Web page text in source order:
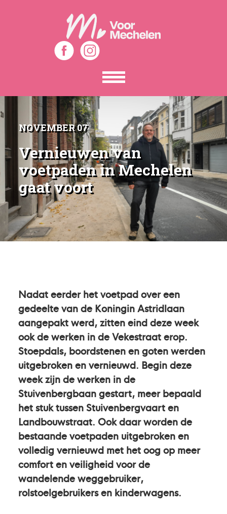
Toon
het
menu
NOVEMBER 07
Vernieuwen van
voetpaden in Mechelen
gaat voort
Nadat eerder het voetpad over een
gedeelte van de Koningin Astridlaan
aangepakt werd, zitten eind deze week
ook de werken in de Vekestraat erop.
Stoepdals, boordstenen en goten werden
uitgebroken en vernieuwd. Begin deze
week zijn de werken in de
Stuivenbergbaan gestart, meer bepaald
het stuk tussen Stuivenbergvaart en
Landbouwstraat. Ook daar worden de
bestaande voetpaden uitgebroken en
volledig vernieuwd met het oog op meer
comfort en veiligheid voor de
wandelende weggebruiker,
rolstoelgebruikers en kinderwagens.